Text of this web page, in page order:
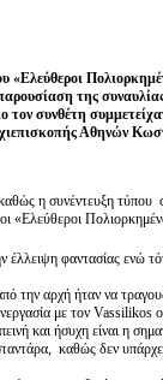
«Ελεύθεροι
της
τον συνθέτη
Αθηνών
καθώς η συνέντευξη
«Ελεύθεροι
φαντασίας ενώ
την αρχή ήταν να
με τον Vassilikos
και ήσυχη είναι η
καθώς δεν